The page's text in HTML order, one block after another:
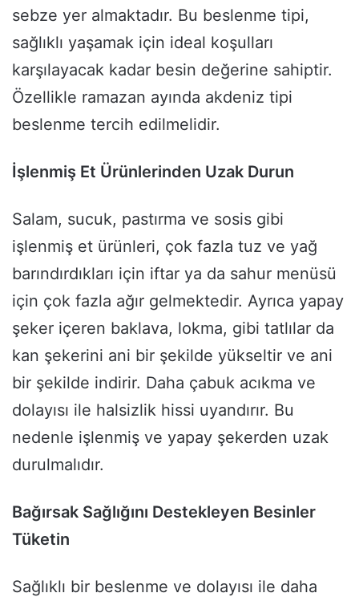
sebze yer almaktadır. Bu beslenme tipi,
sağlıklı yaşamak için ideal koşulları
karşılayacak kadar besin değerine sahiptir.
Özellikle ramazan ayında akdeniz tipi
beslenme tercih edilmelidir.
İşlenmiş Et Ürünlerinden Uzak Durun
Salam, sucuk, pastırma ve sosis gibi
işlenmiş et ürünleri, çok fazla tuz ve yağ
barındırdıkları için iftar ya da sahur menüsü
için çok fazla ağır gelmektedir. Ayrıca yapay
şeker içeren baklava, lokma, gibi tatlılar da
kan şekerini ani bir şekilde yükseltir ve ani
bir şekilde indirir. Daha çabuk acıkma ve
dolayısı ile halsizlik hissi uyandırır. Bu
nedenle işlenmiş ve yapay şekerden uzak
durulmalıdır.
Bağırsak Sağlığını Destekleyen Besinler
Tüketin
Sağlıklı bir beslenme ve dolayısı ile daha